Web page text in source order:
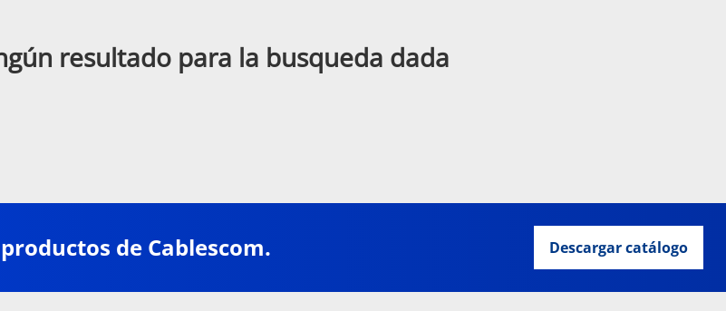
resultado para la busqueda dada
de Cablescom. Descargar catálogo